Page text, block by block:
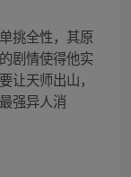
挑全性，其原
剧情使得他实
让天师出山，
强异人消